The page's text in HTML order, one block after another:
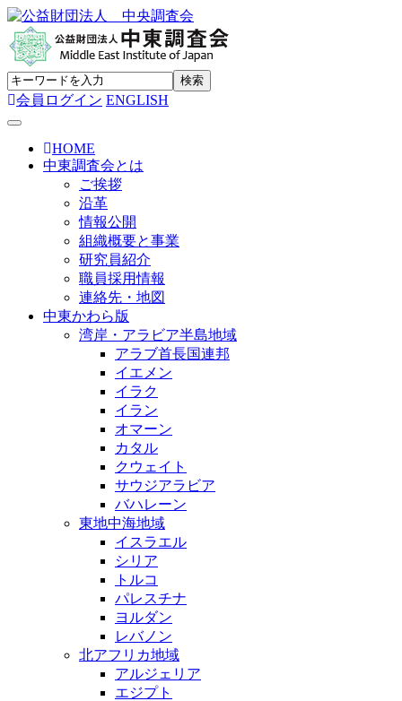
会員ログイン ENGLISH
Toggle navigation
HOME
中東調査会とは
ご挨拶
沿革
情報公開
組織概要と事業
研究員紹介
職員採用情報
連絡先・地図
中東かわら版
湾岸・アラビア半島地域
アラブ首長国連邦
イエメン
イラク
イラン
オマーン
カタル
クウェイト
サウジアラビア
バハレーン
東地中海地域
イスラエル
シリア
トルコ
パレスチナ
ヨルダン
レバノン
北アフリカ地域
アルジェリア
エジプト